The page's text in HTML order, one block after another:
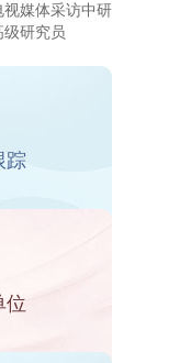
视媒体采访中研
级研究员
踪
位